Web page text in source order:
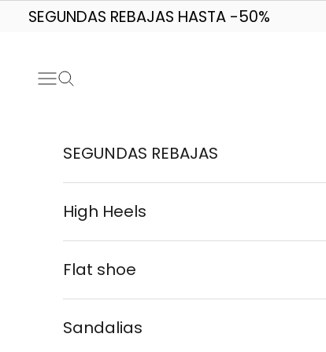
Skip to content
SEGUNDAS REBAJAS HASTA -50%
Navigation menu
Search
SEGUNDAS REBAJAS
High Heels
Flat shoe
Sandalias